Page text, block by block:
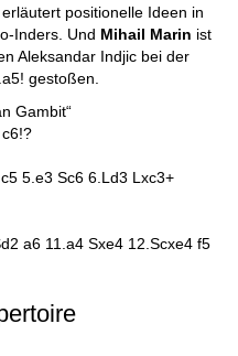
erläutert positionelle Ideen in
Inders. Und Mihail Marin ist
Aleksandar Indjic bei der
gestoßen.
Gambit“
5.e3 Sc6 6.Ld3 Lxc3+
a6 11.a4 Sxe4 12.Scxe4 f5